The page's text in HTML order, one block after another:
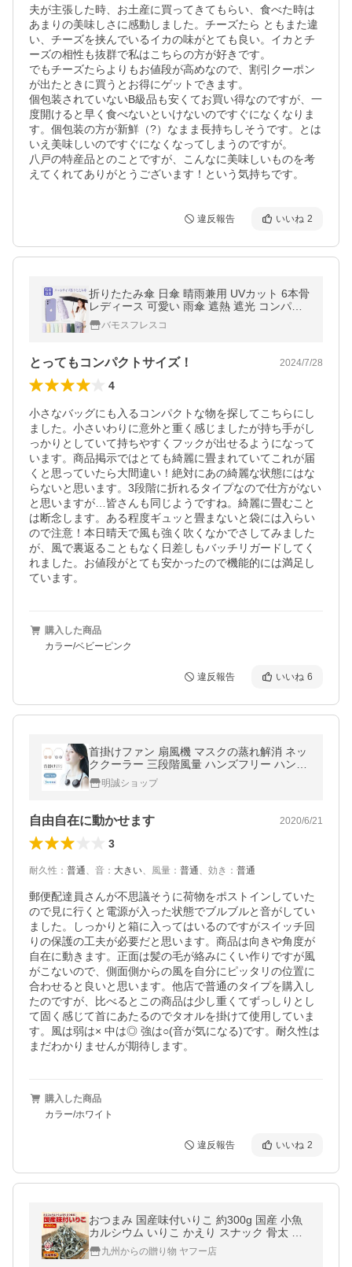
夫が主張した時、お土産に買ってきてもらい、食べた時は
あまりの美味しさに感動しました。チーズたら ともまた違
い、チーズを挟んでいるイカの味がとても良い。イカとチ
ーズの相性も抜群で私はこちらの方が好きです。
でもチーズたらよりもお値段が高めなので、割引クーポン
が出たときに買うとお得にゲットできます。
個包装されていないB級品も安くてお買い得なのですが、一
度開けると早く食べないといけないのですぐになくなりま
す。個包装の方が新鮮（?）なまま長持ちしそうです。とは
いえ美味しいのですぐになくなってしまうのですが。
八戸の特産品とのことですが、こんなに美味しいものを考
えてくれてありがとうございます！という気持ちです。
違反報告 いいね 2
折りたたみ傘 日傘 晴雨兼用 UVカット 6本骨
レディース 可愛い 雨傘 遮熱 遮光 コンパク
ト メンズ おすすめ ひんやり傘 おしゃれ 202
6 バモスフレスコ
とってもコンパクトサイズ！ 2024/7/28
4
小さなバッグにも入るコンパクトな物を探してこちらにし
ました。小さいわりに意外と重く感じましたが持ち手がし
っかりとしていて持ちやすくフックが出せるようになって
います。商品掲示ではとても綺麗に畳まれていてこれが届
くと思っていたら大間違い！絶対にあの綺麗な状態にはな
らないと思います。3段階に折れるタイプなので仕方がない
と思いますが…皆さんも同じようですね。綺麗に畳むこと
は断念します。ある程度ギュッと畳まないと袋には入らい
ので注意！本日晴天で風も強く吹くなかでさしてみました
が、風で裏返ることもなく日差しもバッチリガードしてく
れました。お値段がとても安かったので機能的には満足し
ています。
購入した商品
カラー/ベビーピンク
違反報告 いいね 6
首掛けファン 扇風機 マスクの蒸れ解消 ネッ
ククーラー 三段階風量 ハンズフリー ハンデ
ィファン 折りたたみ式 熱中症対策グッズ
【PL保険加入済み製品・安心】
明誠ショップ
自由自在に動かせます 2020/6/21
3
耐久性 ： 普通、 音 ： 大きい、 風量 ： 普通、 効き ： 普通
郵便配達員さんが不思議そうに荷物をポストインしていた
ので見に行くと電源が入った状態でブルブルと音がしてい
ました。しっかりと箱に入ってはいるのですがスイッチ回
りの保護の工夫が必要だと思います。商品は向きや角度が
自在に動きます。正面は髪の毛が絡みにくい作りですが風
がこないので、側面側からの風を自分にピッタリの位置に
合わせると良いと思います。他店で普通のタイプを購入し
たのですが、比べるとこの商品は少し重くてずっしりとし
て固く感じて首にあたるのでタオルを掛けて使用していま
す。風は弱は× 中は◎ 強は○(音が気になる)です。耐久性は
まだわかりませんが期待します。
購入した商品
カラー/ホワイト
違反報告 いいね 2
おつまみ 国産味付いりこ 約300g 国産 小魚
カルシウム いりこ かえり スナック 骨太 胡
麻 訳あり 送料無料 お取り寄せ ポイント利用
お菓子 イリコ F 爆買
九州からの贈り物 ヤフー店